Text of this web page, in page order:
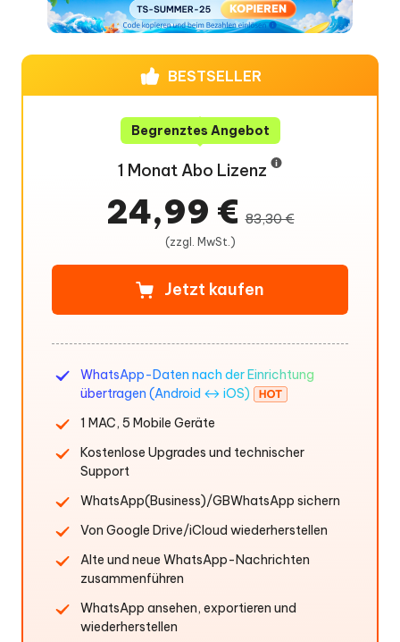
BESTSELLER
Begrenztes Angebot
1 Monat Abo Lizenz
24,99 €83,30 €
(zzgl. MwSt.)
Jetzt kaufen
WhatsApp-Daten nach der Einrichtung
übertragen (Android ↔ iOS)
1 MAC, 5 Mobile Geräte
Kostenlose Upgrades und technischer
Support
WhatsApp(Business)/GBWhatsApp sichern
Von Google Drive/iCloud wiederherstellen
Alte und neue WhatsApp-Nachrichten
zusammenführen
WhatsApp ansehen, exportieren und
wiederherstellen